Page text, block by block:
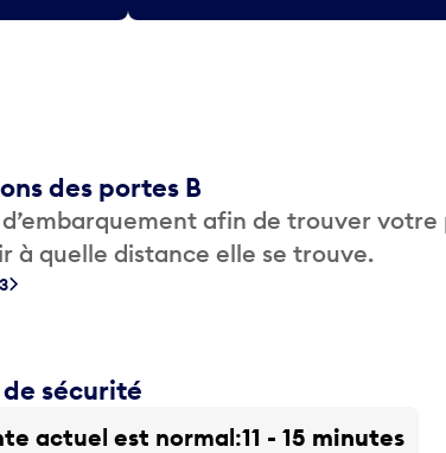
des portes B
afin de trouver
à quelle distance elle se trouve.
sécurité
actuel est normal 11 - 15 minutes